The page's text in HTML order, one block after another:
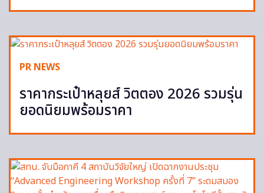
PR NEWS
ราคากระเป๋าหลุยส์ วิตตอง 2026 รวมรุ่น
ยอดนิยมพร้อมราคา